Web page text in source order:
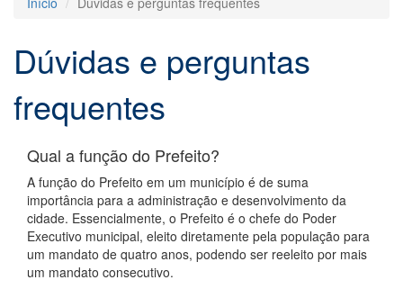
Dúvidas e perguntas
frequentes
Qual a função do Prefeito?
A função do Prefeito em um município é de suma
importância para a administração e desenvolvimento da
cidade. Essencialmente, o Prefeito é o chefe do Poder
Executivo municipal, eleito diretamente pela população para
um mandato de quatro anos, podendo ser reeleito por mais
um mandato consecutivo.